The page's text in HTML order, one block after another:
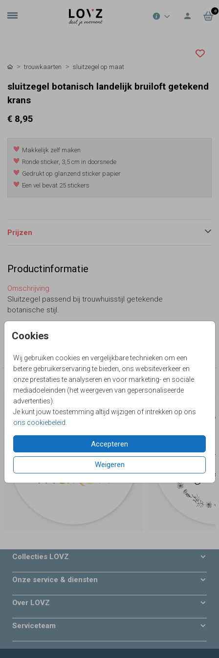
0
Cookies
Wij gebruiken cookies en vergelijkbare technieken om een
betere gebruikerservaring te bieden, ons websiteverkeer en
onze prestaties te analyseren en voor marketing- en sociale
mediadoeleinden (het weergeven van gepersonaliseerde
advertenties).
Je kunt jouw toestemming altijd wijzigen of intrekken op ons
ons cookiebeleid
Accepteren
Weigeren
trouwkaarten sluitzegel op maat
sluitzegel botanisch landelijk bruiloft getekend
krans
€ 8,95
Makkelijk zelf maken
Ronde sticker, 3,5 cm in doorsnede
Gedrukt op glanzend sticker papier
Een vel bevat 25 stickers
Prijzen
Productinformatie
Omschrijving
Sluitzegel passend bij trouwhuisstijl getekende
botanische stijl.
sluitzegel op maat
Deze producten zijn wellicht ook iets voor je
Collecties LOVZ
Onze service & diensten
Over LOVZ
Serviceteam